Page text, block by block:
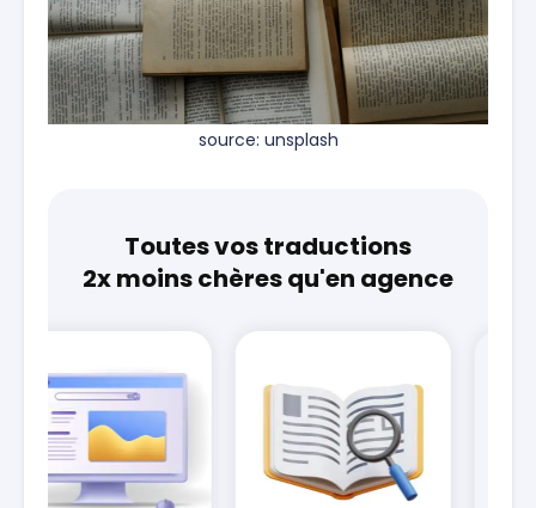
source: unsplash
Toutes vos traductions
2x moins chères qu'en agence